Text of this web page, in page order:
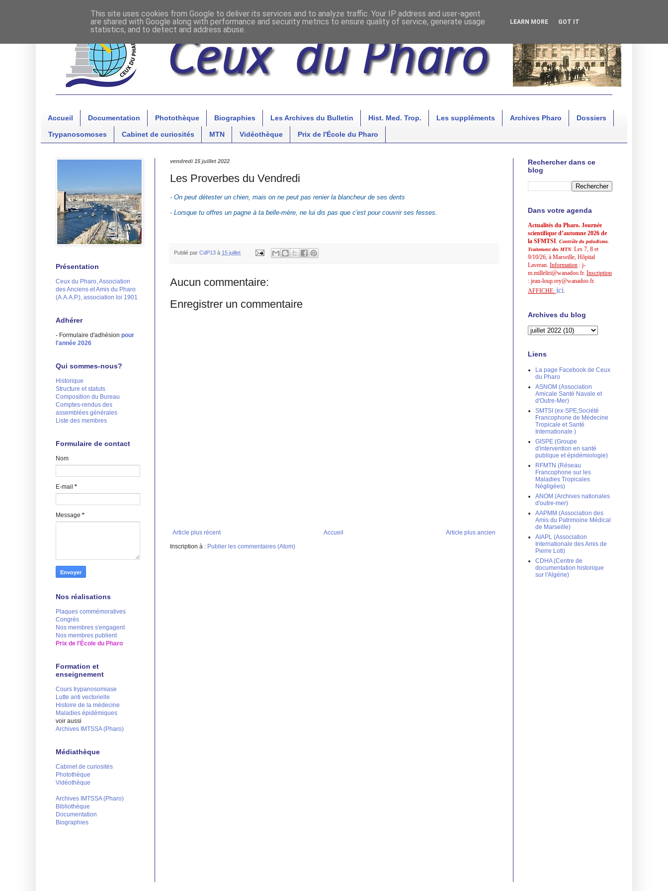
Accueil Documentation Photothèque Biographies Les Archives du Bulletin Hist. Med. Trop. Les suppléments Archives Pharo Dossiers
Trypanosomoses Cabinet de curiosités MTN Vidéothèque Prix de l'École du Pharo
vendredi 15 juillet 2022
Les Proverbes du Vendredi
- On peut détester un chien, mais on ne peut pas renier la blancheur de ses dents
- Lorsque tu offres un pagne à ta belle-mère, ne lui dis pas que c'est pour couvrir ses fesses.
Publié par CdP13 à 15 juillet
Aucun commentaire:
Enregistrer un commentaire
Article plus récent Article plus ancien
Accueil
Inscription à : Publier les commentaires (Atom)
Présentation
Ceux du Pharo, Association
des Anciens et Amis du Pharo
(A.A.A.P.), association loi 1901
Adhérer
- Formulaire d'adhésion pour
l'année 2026
Qui sommes-nous?
Historique
Structure et statuts
Composition du Bureau
Comptes-rendus des
assemblées générales
Liste des membres
Formulaire de contact
Nom
E-mail *
Message *
Nos réalisations
Plaques commémoratives
Congrès
Nos membres s'engagent
Nos membres publient
Prix de l'École du Pharo
Formation et
enseignement
Cours trypanosomiase
Lutte anti vectorielle
Histoire de la médecine
Maladies épidémiques
voir aussi
Archives IMTSSA (Pharo)
Médiathèque
Cabinet de curiosités
Photothèque
Vidéothèque
Archives IMTSSA (Pharo)
Bibliothèque
Documentation
Biographies
Rechercher dans ce
blog
Dans votre agenda
Actualités du Pharo. Journée
scientifique d’automne 2026 de
la SFMTSI Contrôle du paludisme.
Traitement des MTN. Les 7, 8 et
9/10/26, à Marseille, Hôpital
Laveran. Information : j-
m.milleliri@wanadoo.fr. Inscription
: jean-loup.rey@wanadoo.fr.
AFFICHE: ici
Archives du blog
Liens
La page Facebook de Ceux
du Pharo
ASNOM (Association
Amicale Santé Navale et
d'Outre-Mer)
SMTSI (ex-SPE;Société
Francophone de Médecine
Tropicale et Santé
Internationale )
GISPE (Groupe
d'intervention en santé
publique et épidémiologie)
RFMTN (Réseau
Francophone sur les
Maladies Tropicales
Négligées)
ANOM (Archives nationales
d'outre-mer)
AAPMM (Association des
Amis du Patrimoine Médical
de Marseille)
AIAPL (Association
Internationale des Amis de
Pierre Loti)
CDHA (Centre de
documentation historique
sur l'Algérie)
This site uses cookies from Google to deliver its services and to analyze traffic. Your IP address and user-agent
are shared with Google along with performance and security metrics to ensure quality of service, generate usage
statistics, and to detect and address abuse.
LEARN MORE GOT IT